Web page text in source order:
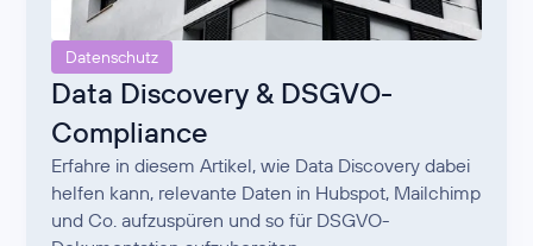
Datenschutz
Data Discovery & DSGVO-
Compliance
Erfahre in diesem Artikel, wie Data Discovery dabei
helfen kann, relevante Daten in Hubspot, Mailchimp
und Co. aufzuspüren und so für DSGVO-